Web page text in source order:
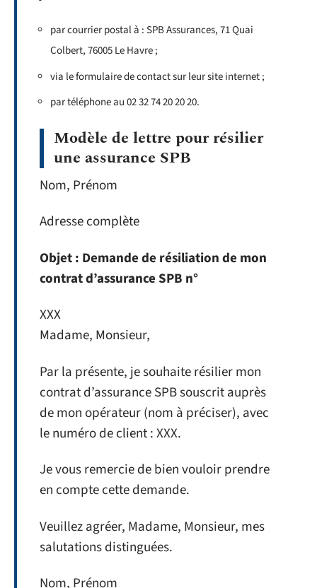
par courrier postal à : SPB Assurances, 71 Quai
Colbert, 76005 Le Havre ;
via le formulaire de contact sur leur site internet ;
par téléphone au 02 32 74 20 20 20.
Modèle de lettre pour résilier
une assurance SPB
Nom, Prénom
Adresse complète
Objet : Demande de résiliation de mon
contrat d’assurance SPB n°
XXX
Madame, Monsieur,
Par la présente, je souhaite résilier mon
contrat d’assurance SPB souscrit auprès
de mon opérateur (nom à préciser), avec
le numéro de client : XXX.
Je vous remercie de bien vouloir prendre
en compte cette demande.
Veuillez agréer, Madame, Monsieur, mes
salutations distinguées.
Nom, Prénom